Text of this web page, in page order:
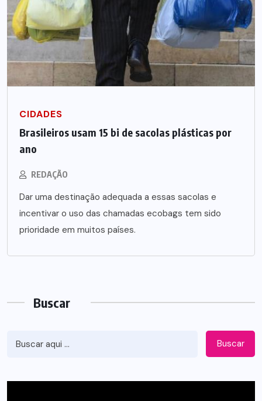
CIDADES
Brasileiros usam 15 bi de sacolas plásticas por
ano
REDAÇÃO
Dar uma destinação adequada a essas sacolas e
incentivar o uso das chamadas ecobags tem sido
prioridade em muitos países.
Buscar
Buscar